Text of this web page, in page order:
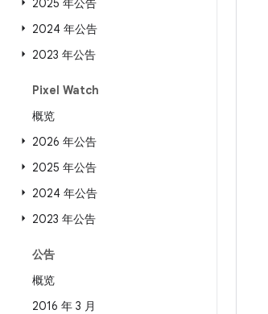
2025 年公告
2024 年公告
2023 年公告
Pixel Watch
概览
2026 年公告
2025 年公告
2024 年公告
2023 年公告
公告
概览
2016 年 3 月